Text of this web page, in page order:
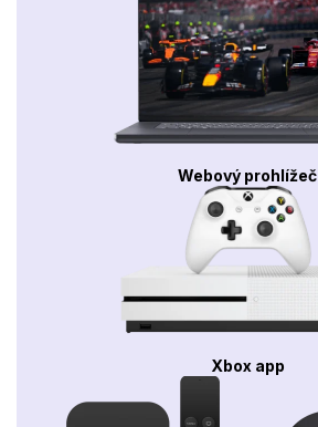
Webový prohlížeč
Xbox app